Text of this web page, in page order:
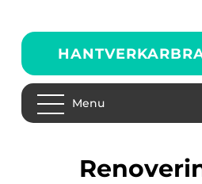
Menu